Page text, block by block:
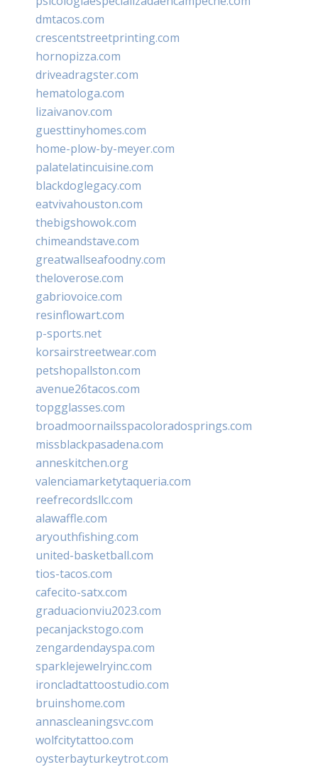
dmtacos.com
crescentstreetprinting.com
hornopizza.com
driveadragster.com
hematologa.com
lizaivanov.com
guesttinyhomes.com
home-plow-by-meyer.com
palatelatincuisine.com
blackdoglegacy.com
eatvivahouston.com
thebigshowok.com
chimeandstave.com
greatwallseafoodny.com
theloverose.com
gabriovoice.com
resinflowart.com
p-sports.net
korsairstreetwear.com
petshopallston.com
avenue26tacos.com
topgglasses.com
broadmoornailsspacoloradosprings.com
missblackpasadena.com
anneskitchen.org
valenciamarketytaqueria.com
reefrecordsllc.com
alawaffle.com
aryouthfishing.com
united-basketball.com
tios-tacos.com
cafecito-satx.com
graduacionviu2023.com
pecanjackstogo.com
zengardendayspa.com
sparklejewelryinc.com
ironcladtattoostudio.com
bruinshome.com
annascleaningsvc.com
wolfcitytattoo.com
oysterbayturkeytrot.com